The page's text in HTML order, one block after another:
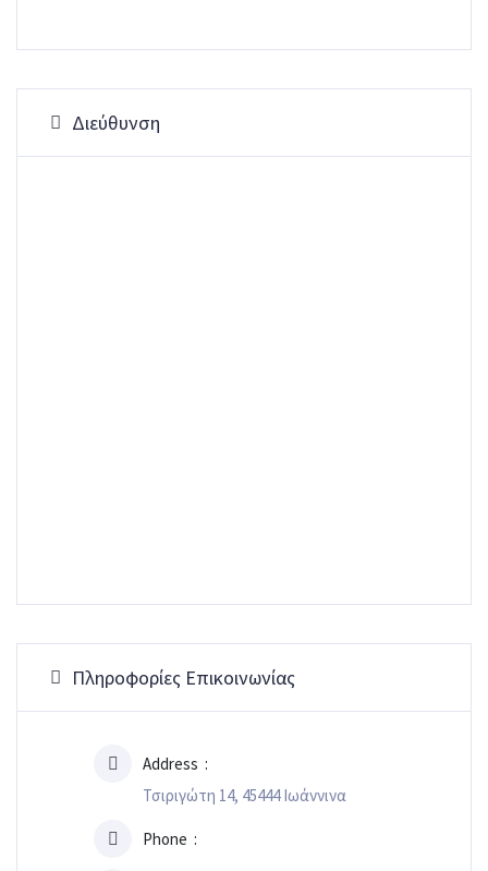
Διεύθυνση
Πληροφορίες Επικοινωνίας
Address
Τσιριγώτη 14, 45444 Ιωάννινα
Phone